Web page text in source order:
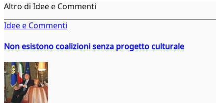
Altro di Idee e Commenti
Idee e Commenti
Non esistono coalizioni senza progetto culturale